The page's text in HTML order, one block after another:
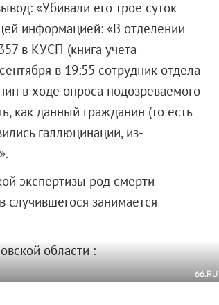
«Убивали его трое суток
информацией: «В отделении
в КУСП (книга учета
в 19:55 сотрудник отдела
в ходе опроса подозреваемого
как данный гражданин (то есть
галлюцинации, из-
экспертизы род смерти
случившегося занимается
области :
66.RU